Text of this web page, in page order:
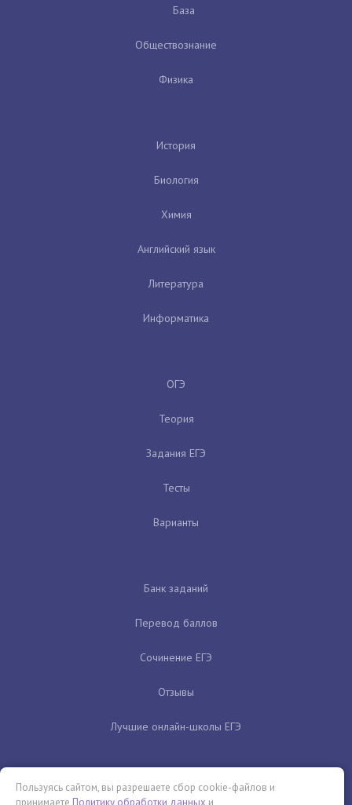
База
Обществознание
Физика
История
Биология
Химия
Английский язык
Литература
Информатика
ОГЭ
Теория
Задания ЕГЭ
Тесты
Варианты
Банк заданий
Перевод баллов
Сочинение ЕГЭ
Отзывы
Лучшие онлайн-школы ЕГЭ
Пользуясь сайтом, вы разрешаете сбор cookie-файлов и
принимаете Политику обработки данных и